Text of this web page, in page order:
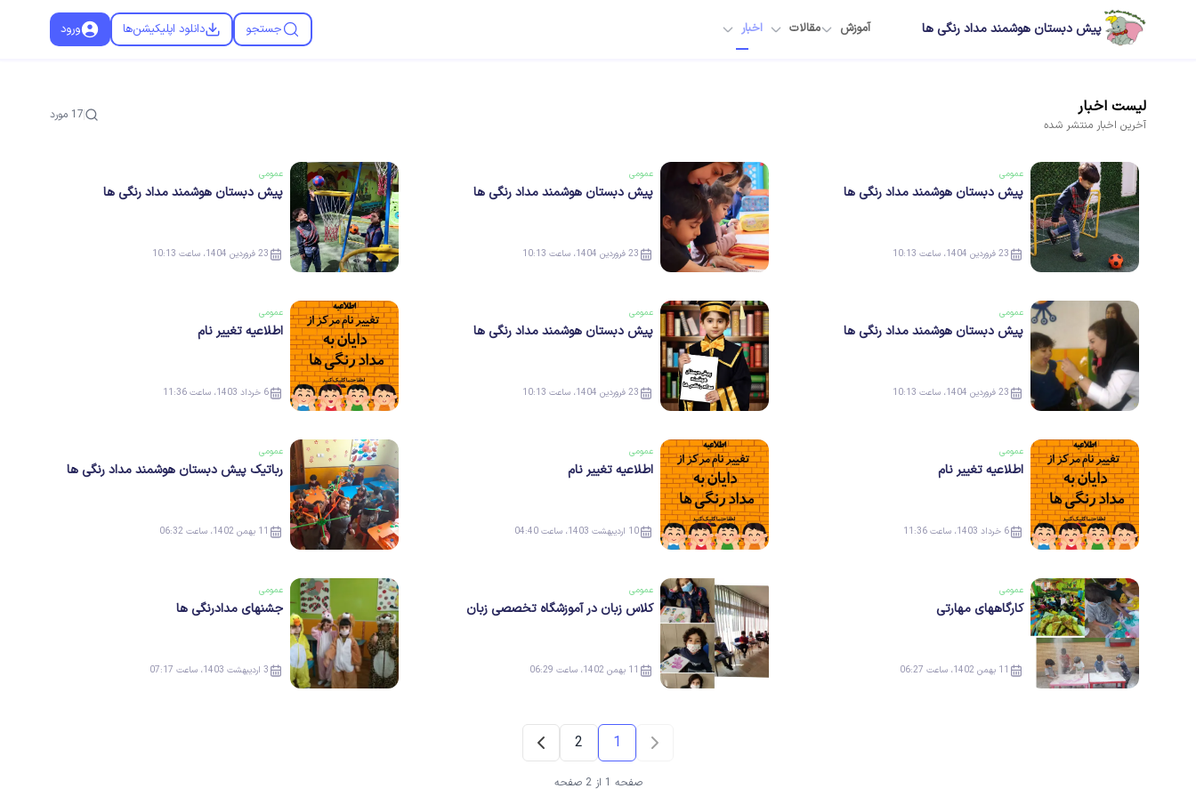
پیش دبستان هوشمند مداد رنگی ها آموزش مقالات اخبار جستجو دانلود اپلیکیشن‌ها ورود
لیست اخبار
آخرین اخبار منتشر شده
17 مورد
عمومی
پیش دبستان هوشمند مداد رنگی ها
23 فروردین 1404، ساعت 10:13
عمومی
پیش دبستان هوشمند مداد رنگی ها
23 فروردین 1404، ساعت 10:13
عمومی
پیش دبستان هوشمند مداد رنگی ها
23 فروردین 1404، ساعت 10:13
عمومی
پیش دبستان هوشمند مداد رنگی ها
23 فروردین 1404، ساعت 10:13
عمومی
پیش دبستان هوشمند مداد رنگی ها
23 فروردین 1404، ساعت 10:13
عمومی
اطلاعیه تغییر نام
6 خرداد 1403، ساعت 11:36
عمومی
اطلاعیه تغییر نام
6 خرداد 1403، ساعت 11:36
عمومی
اطلاعیه تغییر نام
10 اردیبهشت 1403، ساعت 04:40
عمومی
رباتیک پیش دبستان هوشمند مداد رنگی ها
11 بهمن 1402، ساعت 06:32
عمومی
کارگاههای مهارتی
11 بهمن 1402، ساعت 06:27
عمومی
کلاس زبان در آموزشگاه تخصصی زبان
11 بهمن 1402، ساعت 06:29
عمومی
جشنهای مدادرنگی ها
3 اردیبهشت 1403، ساعت 07:17
1
2
صفحه 1 از 2 صفحه